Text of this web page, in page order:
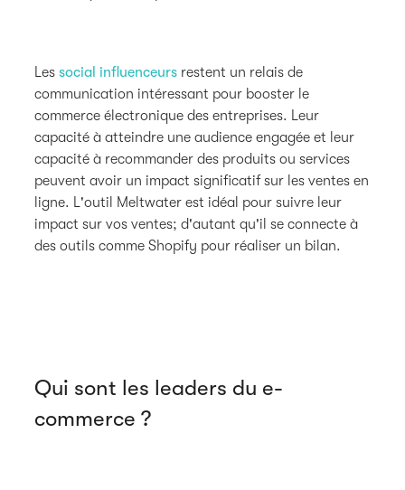
Lessocial influenceurs restent un relais de
communication intéressant pour booster le
commerce électronique des entreprises. Leur
capacité à atteindre une audience engagée et leur
capacité à recommander des produits ou services
peuvent avoir un impact significatif sur les ventes en
ligne. L'outil Meltwater est idéal pour suivre leur
impact sur vos ventes; d'autant qu'il se connecte à
des outils comme Shopify pour réaliser un bilan.
Qui sont les leaders du e-
commerce ?